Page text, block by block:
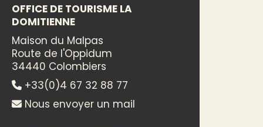
OFFICE DE TOURISME LA
DOMITIENNE
Maison du Malpas
Route de l'Oppidum
34440 Colombiers
+33(0)4 67 32 88 77
Nous envoyer un mail